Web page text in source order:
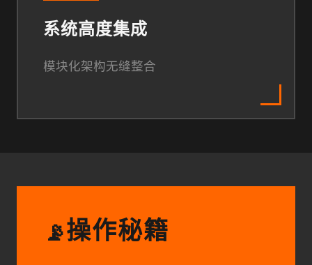
系统高度集成
模块化架构无缝整合
📡操作秘籍